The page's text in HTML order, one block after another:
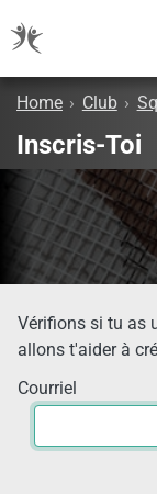
Home › Club ›
Inscris-Toi
Vérifions si tu as
allons t'aider à
Courriel